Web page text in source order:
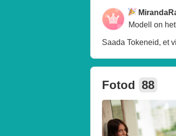
Modell on
Saada Tokeneid, et
Fotod 88